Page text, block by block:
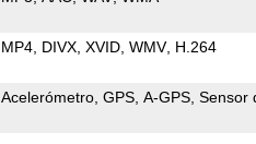
MP4 DIVX XVID WMV H.264
Acelerómetro GPS A-GPS Sensor